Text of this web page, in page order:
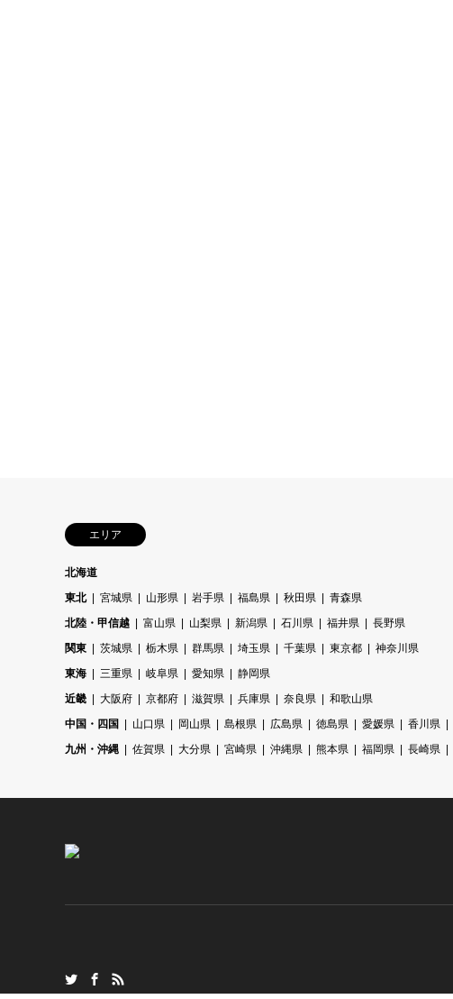
エリア
北海道
東北
宮城県 山形県 岩手県 福島県 秋田県
青森県
北陸・甲信越
富山県 山梨県 新潟県 石川県 福井県
長野県
関東
茨城県 栃木県 群馬県 埼玉県 千葉県 東京都
神奈川県
東海
三重県 岐阜県 愛知県
静岡県
近畿
大阪府 京都府 滋賀県 兵庫県 奈良県
和歌山県
中国・四国
山口県 岡山県 島根県 広島県 徳島県 愛媛県 香川県
九州・沖縄
佐賀県 大分県 宮崎県 沖縄県 熊本県 福岡県 長崎県